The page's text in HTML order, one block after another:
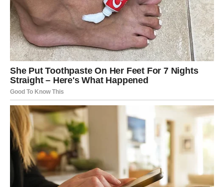
Moguća je poruka ili gest koji vas potpuno razneži.
Ribe ovog vikenda osećaju da ljubav nije daleko – već
vrlo blizu.